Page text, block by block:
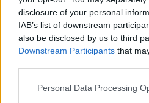
disclosure of your personal
IAB’s list of downstream
also be disclosed by us to third
Downstream Participants that
Personal Data Processing
sposoby leczenia
wykorzystaniem
intensywnie zaczęto